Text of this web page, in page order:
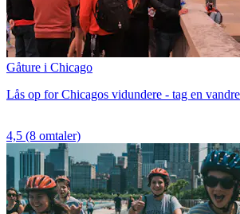
Gåture i Chicago
Lås op for Chicagos vidundere - tag en
4,5 (8 omtaler)